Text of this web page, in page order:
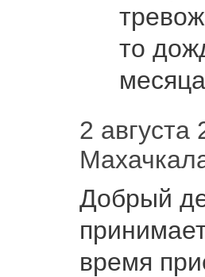
то
2 августа
Добрый
время